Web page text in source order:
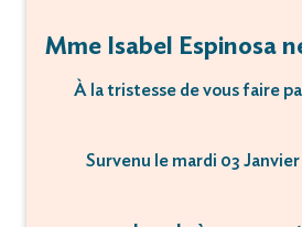
Mme Isabel Espinosa
À la tristesse de vous faire
Survenu le mardi 03 Janvier